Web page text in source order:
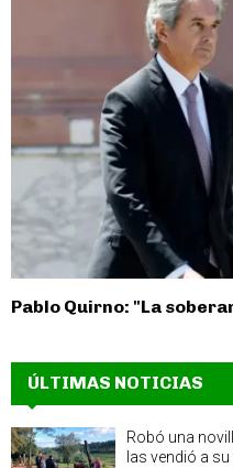
Pablo Quirno: "La
ÚLTIMAS NOTICIAS
Robó una
las vendió a